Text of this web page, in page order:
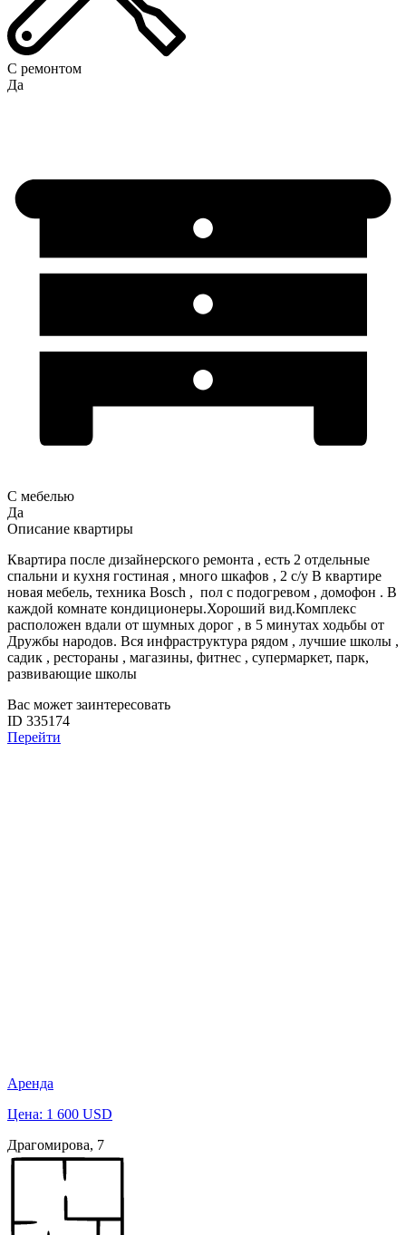
С ремонтом
Да
С мебелью
Да
Описание квартиры
Квартира после дизайнерского ремонта , есть 2 отдельные
спальни и кухня гостиная , много шкафов , 2 с/у В квартире
новая мебель, техника Bosch , пол с подогревом , домофон . В
каждой комнате кондиционеры.Хороший вид.Комплекс
расположен вдали от шумных дорог , в 5 минутах ходьбы от
Дружбы народов. Вся инфраструктура рядом , лучшие школы ,
садик , рестораны , магазины, фитнес , супермаркет, парк,
развивающие школы
Вас может заинтересовать
ID 335174
Перейти
Аренда
Цена: 1 600 USD
Драгомирова, 7